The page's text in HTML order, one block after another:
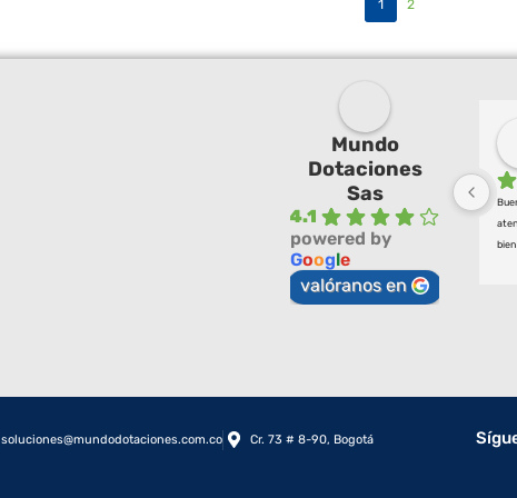
1 2
Mundo
Dotaciones
Sas
4.1
powered by
Google
valóranos en
bien
soluciones@mundodotaciones.com.co Cr. 73 # 8-90, Bogotá